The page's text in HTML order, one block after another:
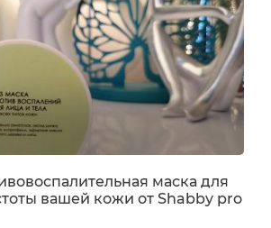
маска для
вашей кожи от Shabby pro